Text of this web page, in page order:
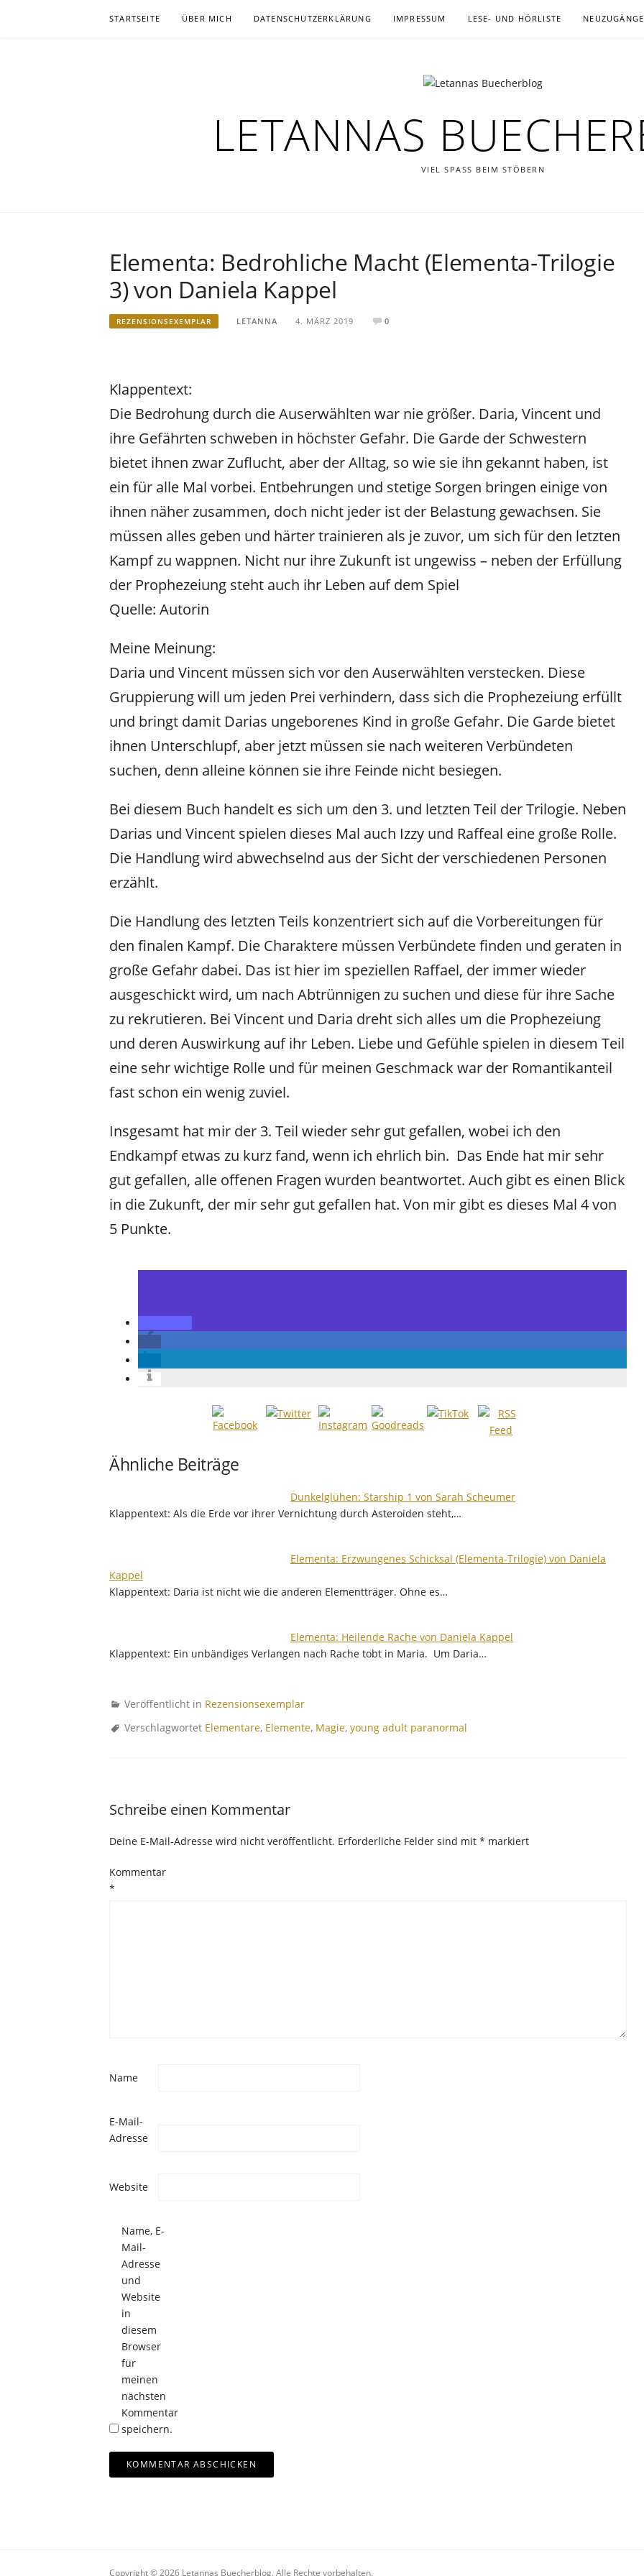
STARTSEITE ÜBER MICH DATENSCHUTZERKLÄRUNG IMPRESSUM LESE- UND HÖRLISTE NEUZUGÄNGE
LETANNAS
VIEL SPASS BEIM STÖBERN
Elementa: Bedrohliche Macht (Elementa-Trilogie
3) von Daniela Kappel
REZENSIONSEXEMPLAR LETANNA 4. MÄRZ 2019 0
Klappentext:
Die Bedrohung durch die Auserwählten war nie größer. Daria, Vincent und
ihre Gefährten schweben in höchster Gefahr. Die Garde der Schwestern
bietet ihnen zwar Zuflucht, aber der Alltag, so wie sie ihn gekannt haben, ist
ein für alle Mal vorbei. Entbehrungen und stetige Sorgen bringen einige von
ihnen näher zusammen, doch nicht jeder ist der Belastung gewachsen. Sie
müssen alles geben und härter trainieren als je zuvor, um sich für den letzten
Kampf zu wappnen. Nicht nur ihre Zukunft ist ungewiss – neben der Erfüllung
der Prophezeiung steht auch ihr Leben auf dem Spiel
Quelle: Autorin
Meine Meinung:
Daria und Vincent müssen sich vor den Auserwählten verstecken. Diese
Gruppierung will um jeden Prei verhindern, dass sich die Prophezeiung erfüllt
und bringt damit Darias ungeborenes Kind in große Gefahr. Die Garde bietet
ihnen Unterschlupf, aber jetzt müssen sie nach weiteren Verbündeten
suchen, denn alleine können sie ihre Feinde nicht besiegen.
Bei diesem Buch handelt es sich um den 3. und letzten Teil der Trilogie. Neben
Darias und Vincent spielen dieses Mal auch Izzy und Raffeal eine große Rolle.
Die Handlung wird abwechselnd aus der Sicht der verschiedenen Personen
erzählt.
Die Handlung des letzten Teils konzentriert sich auf die Vorbereitungen für
den finalen Kampf. Die Charaktere müssen Verbündete finden und geraten in
große Gefahr dabei. Das ist hier im speziellen Raffael, der immer wieder
ausgeschickt wird, um nach Abtrünnigen zu suchen und diese für ihre Sache
zu rekrutieren. Bei Vincent und Daria dreht sich alles um die Prophezeiung
und deren Auswirkung auf ihr Leben. Liebe und Gefühle spielen in diesem Teil
eine sehr wichtige Rolle und für meinen Geschmack war der Romantikanteil
fast schon ein wenig zuviel.
Insgesamt hat mir der 3. Teil wieder sehr gut gefallen, wobei ich den
Endkampf etwas zu kurz fand, wenn ich ehrlich bin. Das Ende hat mir sehr
gut gefallen, alle offenen Fragen wurden beantwortet. Auch gibt es einen Blick
in die Zukunft, der mir sehr gut gefallen hat. Von mir gibt es dieses Mal 4 von
5 Punkte.
Ähnliche Beiträge
Dunkelglühen: Starship 1 von Sarah Scheumer
Klappentext: Als die Erde vor ihrer Vernichtung durch Asteroiden steht,…
Elementa: Erzwungenes Schicksal (Elementa-Trilogie) von Daniela
Kappel
Klappentext: Daria ist nicht wie die anderen Elementträger. Ohne es…
Elementa: Heilende Rache von Daniela Kappel
Klappentext: Ein unbändiges Verlangen nach Rache tobt in Maria. Um Daria…
Veröffentlicht in Rezensionsexemplar
Verschlagwortet Elementare, Elemente, Magie, young adult paranormal
Schreibe einen Kommentar
Deine E-Mail-Adresse wird nicht veröffentlicht. Erforderliche Felder sind mit * markiert
Kommentar
*
Name
E-Mail-
Adresse
Website
Name, E-
Mail-
Adresse
und
Website
in
diesem
Browser
für
meinen
nächsten
Kommentar
speichern.
Copyright © 2026 Letannas Buecherblog. Alle Rechte vorbehalten.